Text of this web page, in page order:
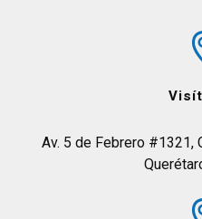
Av. 5 de Febrero #1321,